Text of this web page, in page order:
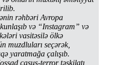
rəhbəri Avropa
və “Instagram” və
vasitəsilə ölkə
muzdluları seçərək,
yaratmağa çalışıb.
casus-terror təşkilatı